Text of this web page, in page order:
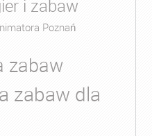
i zabaw
Poznań
zabaw
zabaw dla